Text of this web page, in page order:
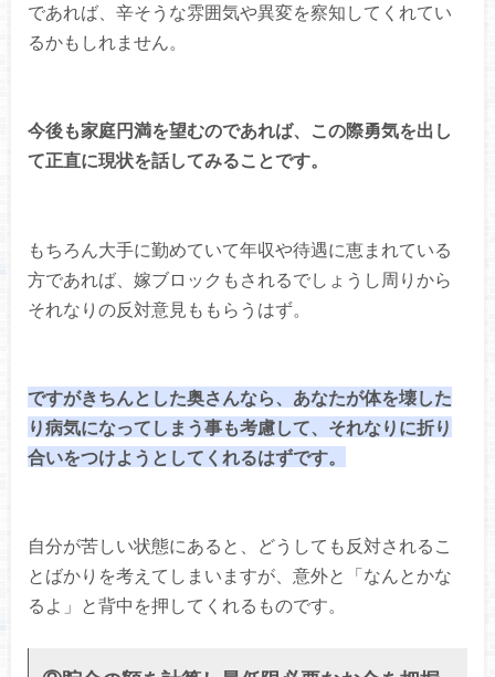
であれば、辛そうな雰囲気や異変を察知してくれてい
るかもしれません。
今後も家庭円満を望むのであれば、この際勇気を出し
て正直に現状を話してみることです。
もちろん大手に勤めていて年収や待遇に恵まれている
方であれば、嫁ブロックもされるでしょうし周りから
それなりの反対意見ももらうはず。
ですがきちんとした奥さんなら、あなたが体を壊した
り病気になってしまう事も考慮して、それなりに折り
合いをつけようとしてくれるはずです。
自分が苦しい状態にあると、どうしても反対されるこ
とばかりを考えてしまいますが、意外と「なんとかな
るよ」と背中を押してくれるものです。